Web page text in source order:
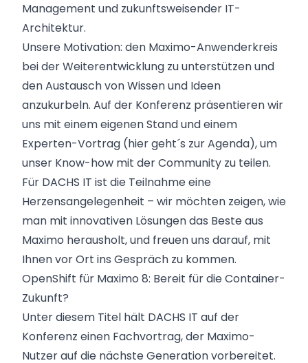
Management und zukunftsweisender IT-
Architektur.
Unsere Motivation: den Maximo-Anwenderkreis
bei der Weiterentwicklung zu unterstützen und
den Austausch von Wissen und Ideen
anzukurbeln. Auf der Konferenz präsentieren wir
uns mit einem eigenen Stand und einem
Experten-Vortrag (hier geht´s zur Agenda), um
unser Know-how mit der Community zu teilen.
Für DACHS IT ist die Teilnahme eine
Herzensangelegenheit – wir möchten zeigen, wie
man mit innovativen Lösungen das Beste aus
Maximo herausholt, und freuen uns darauf, mit
Ihnen vor Ort ins Gespräch zu kommen.
OpenShift für Maximo 8: Bereit für die Container-
Zukunft?
Unter diesem Titel hält DACHS IT auf der
Konferenz einen Fachvortrag, der Maximo-
Nutzer auf die nächste Generation vorbereitet.